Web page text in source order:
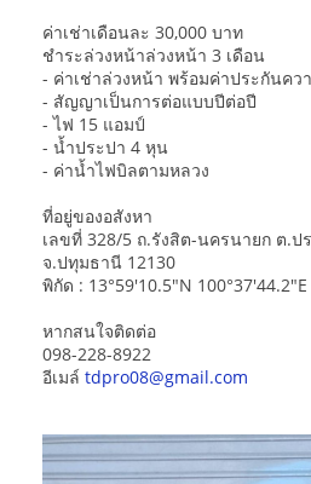
ค่าเช่าเดือนละ 30,000 บาท
ชำระล่วงหน้าล่วงหน้า 3 เดือน
- ค่าเช่าล่วงหน้า พร้อมค่าประกันคว
- สัญญาเป็นการต่อแบบปีต่อปี
- ไฟ 15 แอมป์
- น้ำประปา 4 หุน
- ค่าน้ำไฟบิลตามหลวง
ที่อยู่ของอสังหา
เลขที่ 328/5 ถ.รังสิต-นครนายก ต.
จ.ปทุมธานี 12130
พิกัด : 13°59'10.5"N 100°37'44.2"E
หากสนใจติดต่อ
098-228-8922
อีเมล์ tdpro08@gmail.com